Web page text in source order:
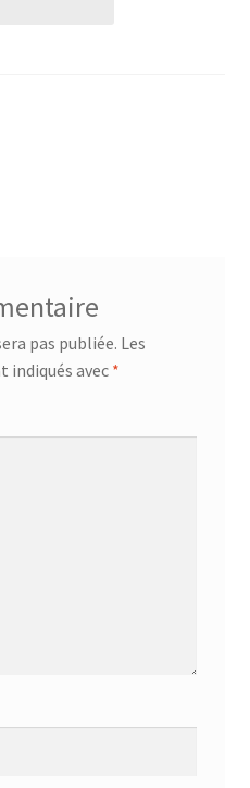
pas publiée. Les
indiqués avec *